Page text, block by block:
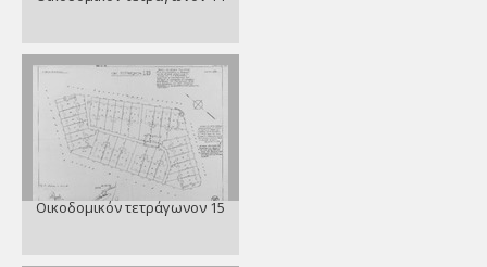
Οικοδομικόν τετράγωνον 15